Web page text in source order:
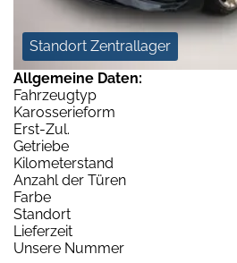
Standort Zentrallager
Allgemeine Daten:
Fahrzeugtyp
Karosserieform
Erst-Zul.
Getriebe
Kilometerstand
Anzahl der Türen
Farbe
Standort
Lieferzeit
Unsere Nummer